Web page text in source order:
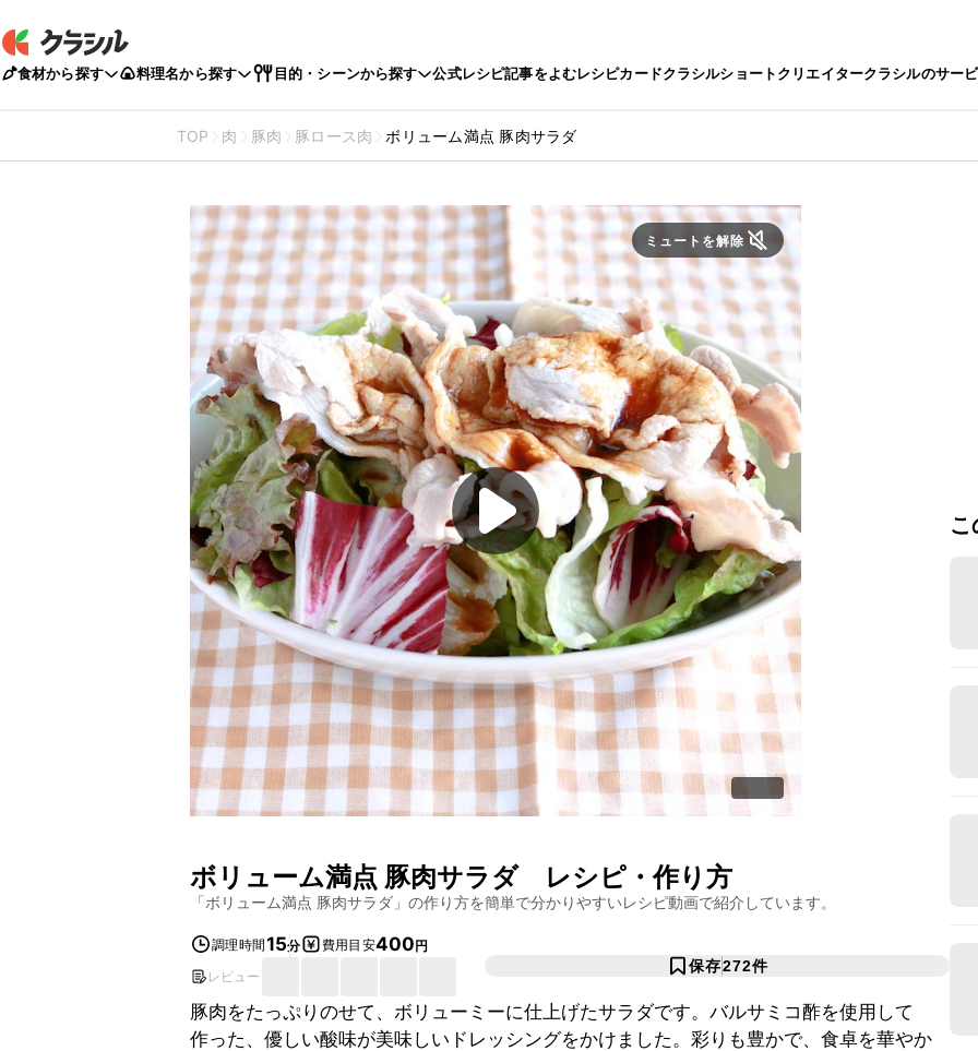
食材から探す 料理名から探す 目的・シーンから探す 公式レシピ記事をよむレシピカードクラシルショートクリエイタークラシルのサー
TOP 肉 豚肉 豚ロース肉 ボリューム満点 豚肉サラダ
ミュートを解除
ボリューム満点 豚肉サラダレシピ・作り方
「ボリューム満点 豚肉サラダ 」の作り方を簡単で分かりやすいレシピ動画で紹介しています。
調理時間15分 費用目安400円
レビュー
保存272件
豚肉をたっぷりのせて、ボリューミーに仕上げたサラダです。バルサミコ酢を使用して
作った、優しい酸味が美味しいドレッシングをかけました。彩りも豊かで、食卓を華やか